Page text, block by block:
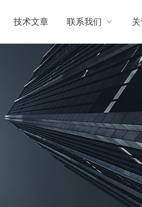
技术文章 联系我们